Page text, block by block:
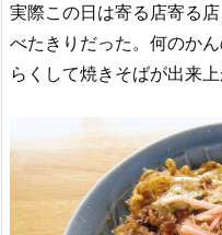
実際この日は寄る店寄る
べたきりだった。何のか
らくして焼きそばが出来上